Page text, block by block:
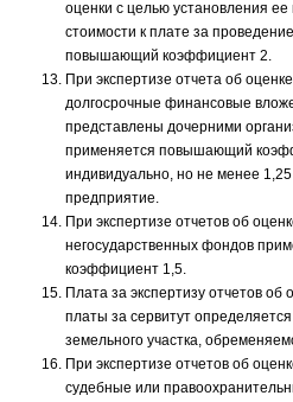
оценки с целью установления ее
стоимости к плате за
повышающий коэффициент 2.
При экспертизе отчета об
долгосрочные финансовые
представлены дочерними
применяется повышающий
индивидуально, но не менее
предприятие.
При экспертизе отчетов об
негосударственных фондов
коэффициент 1,5.
Плата за экспертизу отчетов
платы за сервитут
земельного участка,
При экспертизе отчетов об
судебные или